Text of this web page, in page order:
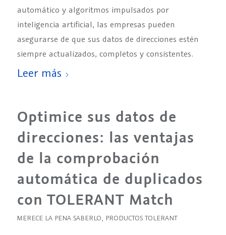
automático y algoritmos impulsados por
inteligencia artificial, las empresas pueden
asegurarse de que sus datos de direcciones estén
siempre actualizados, completos y consistentes.
Leer más
Optimice sus datos de
direcciones: las ventajas
de la comprobación
automática de duplicados
con TOLERANT Match
MERECE LA PENA SABERLO PRODUCTOS TOLERANT